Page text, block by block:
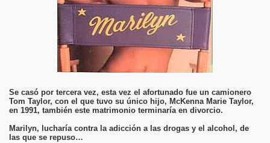
Se casó por tercera vez, esta vez el afortunado fue un camionero
Tom Taylor, con el que tuvo su único hijo, McKenna Marie Taylor,
en 1991, también este matrimonio terminaría en divorcio.
Marilyn, lucharía contra la adicción a las drogas y el alcohol, de
las que se repuso…